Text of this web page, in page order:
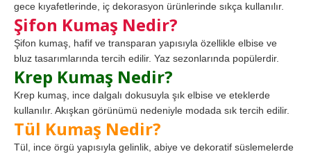
gece kıyafetlerinde, iç dekorasyon ürünlerinde sıkça kullanılır.
Şifon Kumaş Nedir?
Şifon kumaş, hafif ve transparan yapısıyla özellikle elbise ve
bluz tasarımlarında tercih edilir. Yaz sezonlarında popülerdir.
Krep Kumaş Nedir?
Krep kumaş, ince dalgalı dokusuyla şık elbise ve eteklerde
kullanılır. Akışkan görünümü nedeniyle modada sık tercih edilir.
Tül Kumaş Nedir?
Tül, ince örgü yapısıyla gelinlik, abiye ve dekoratif süslemelerde